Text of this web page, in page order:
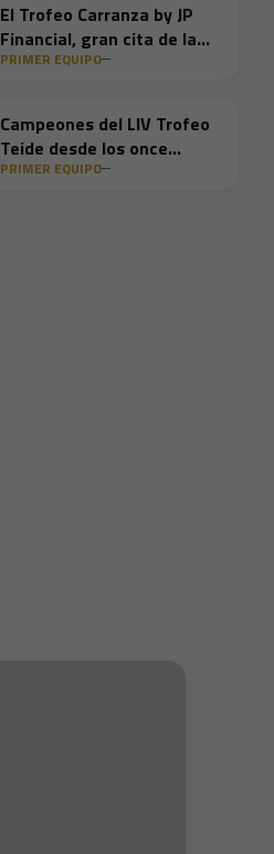
El Trofeo Carranza by JP
Financial, gran cita de la
cuarta semana de
PRIMER EQUIPO
Campeones del LIV Trofeo
Teide desde los once
metros
PRIMER EQUIPO